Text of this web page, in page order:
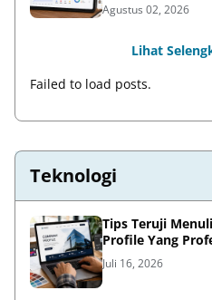
Agustus 02, 2026
Lihat
Failed to load posts.
Teknologi
Tips Teruji
Profile Yang
Juli 16, 2026